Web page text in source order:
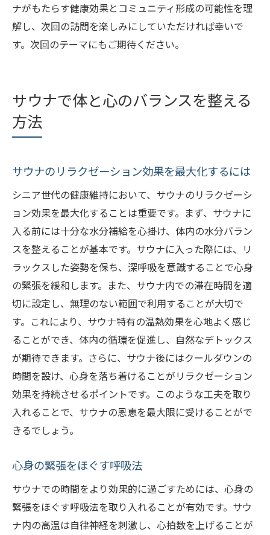
ナがもたらす健康効果とコミュニティ形成の可能性を理
解し、次回の訪問を楽しみにしていただければ幸いで
す。次回のテーマにもご期待ください。
サウナで体と心のバランスを整える
方法
サウナのリラクゼーション効果を最大化するには
シニア世代の健康維持において、サウナのリラクゼーシ
ョン効果を最大化することは重要です。まず、サウナに
入る前には十分な水分補給を心掛け、体内の水分バラン
スを整えることが基本です。サウナに入った際には、リ
ラックスした姿勢を保ち、深呼吸を意識することで心身
の緊張を緩和します。また、サウナ内での滞在時間を適
切に設定し、無理のない範囲で利用することが大切で
す。これにより、サウナ特有の温熱効果を心地よく感じ
ることができ、体内の循環を促進し、自然なデトックス
が期待できます。さらに、サウナ後にはクールダウンの
時間を設け、心身を落ち着けることがリラクゼーション
効果を持続させるポイントです。このような工夫を取り
入れることで、サウナの恩恵を最大限に受けることがで
きるでしょう。
心身の緊張をほぐす呼吸法
サウナでの時間をより効果的に過ごすためには、心身の
緊張をほぐす呼吸法を取り入れることが有効です。サウ
ナ内の高温は自律神経を刺激し、心拍数を上げることが